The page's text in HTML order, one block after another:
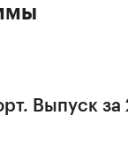
Выпуск